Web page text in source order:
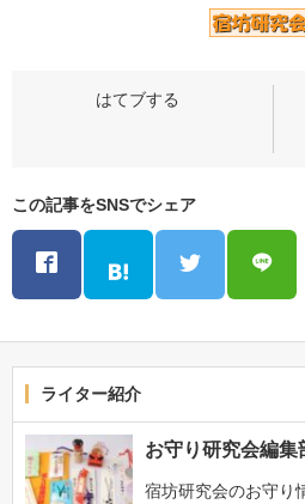
この記事をSNSでシェア
ライター紹介
お守り研究会編集
宿坊研究会のお守り